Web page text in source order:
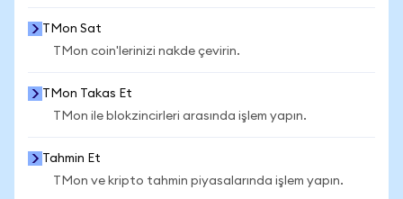
TMon Sat
TMon coin'lerinizi nakde çevirin.
TMon Takas Et
TMon ile blokzincirleri arasında işlem yapın.
Tahmin Et
TMon ve kripto tahmin piyasalarında işlem yapın.